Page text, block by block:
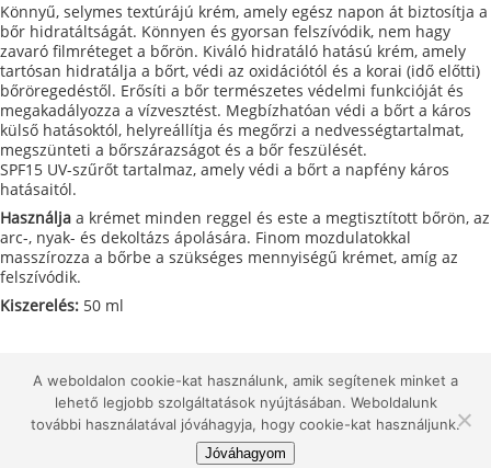
Könnyű, selymes textúrájú krém, amely egész napon át biztosítja a
bőr hidratáltságát. Könnyen és gyorsan felszívódik, nem hagy
zavaró filmréteget a bőrön. Kiváló hidratáló hatású krém, amely
tartósan hidratálja a bőrt, védi az oxidációtól és a korai (idő előtti)
bőröregedéstől. Erősíti a bőr természetes védelmi funkcióját és
megakadályozza a vízvesztést. Megbízhatóan védi a bőrt a káros
külső hatásoktól, helyreállítja és megőrzi a nedvességtartalmat,
megszünteti a bőrszárazságot és a bőr feszülését.
SPF15 UV-szűrőt tartalmaz, amely védi a bőrt a napfény káros
hatásaitól.
Használja a krémet minden reggel és este a megtisztított bőrön, az
arc-, nyak- és dekoltázs ápolására. Finom mozdulatokkal
masszírozza a bőrbe a szükséges mennyiségű krémet, amíg az
felszívódik.
Kiszerelés: 50 ml
Copyright © 2026, Selvert Thermal Főoldal
A weboldalon cookie-kat használunk, amik segítenek minket a
lehető legjobb szolgáltatások nyújtásában. Weboldalunk
további használatával jóváhagyja, hogy cookie-kat használjunk.
Jóváhagyom